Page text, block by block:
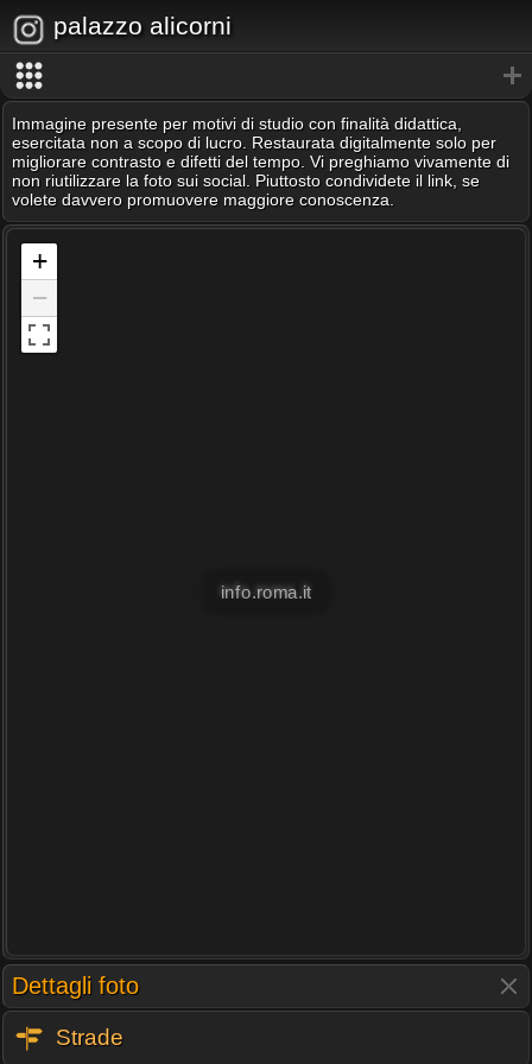
palazzo alicorni
Immagine presente per motivi di studio con finalità didattica,
esercitata non a scopo di lucro. Restaurata digitalmente solo per
migliorare contrasto e difetti del tempo. Vi preghiamo vivamente di
non riutilizzare la foto sui social. Piuttosto condividete il link, se
volete davvero promuovere maggiore conoscenza.
+
−
info.roma.it
Dettagli foto
Strade